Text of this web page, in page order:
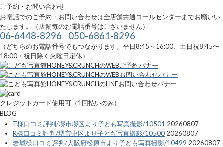
ご予約・お問い合わせ
お電話でのご予約・お問い合わせは全店舗共通コールセンターまでお願いい
たします。（店舗毎のお電話番号はございません）
06-6448-8296 050-6861-8296
（どちらのお電話番号でもつながります。平日8:45～16:00、土日祝8:45〜
18:00・祝日除く火曜日定休）
クレジットカード使用可（1回払いのみ）
BLOG
T様口コミ評判/堺市堺区より子ども写真撮影/10501 20260807
K様口コミ評判/堺市中区より子ども写真撮影/10500 20260807
岩城様口コミ評判/大阪府松原市より子ども写真撮影/10499 20260807